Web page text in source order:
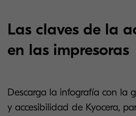
Las claves de la
en las impresoras
Descarga la infografía con la
y accesibilidad de Kyocera,